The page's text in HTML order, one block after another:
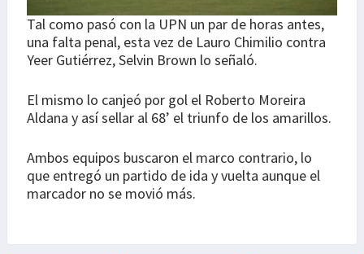
Tal como pasó con la UPN un par de horas antes,
una falta penal, esta vez de Lauro Chimilio contra
Yeer Gutiérrez, Selvin Brown lo señaló.
El mismo lo canjeó por gol el Roberto Moreira
Aldana y así sellar al 68’ el triunfo de los amarillos.
Ambos equipos buscaron el marco contrario, lo
que entregó un partido de ida y vuelta aunque el
marcador no se movió más.